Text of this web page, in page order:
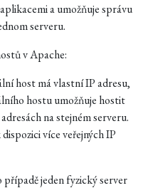
a umožňuje správu
serveru.
v Apache:
host má vlastní IP adresu,
hostu umožňuje hostit
na stejném serveru.
více veřejných IP
jeden fyzický server